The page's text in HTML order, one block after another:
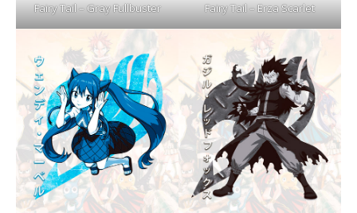
Fairy Tail – Gray Fullbuster Fairy Tail – Erza Scarlet